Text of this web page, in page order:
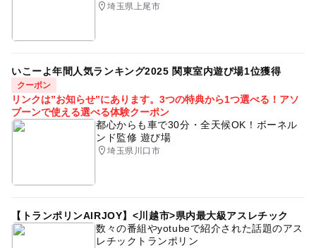
埼玉県上尾市
いこーよ年間人気ランキング2025 関東室内遊び場1位獲得
クーポン
リンクは”お知らせ”にあります。3つの特典から1つ選べる！アソ
ブーンで使える選べる体験クーポン
都心からも車で30分・全天候OK！ボーネル
ンド監修 遊び場
埼玉県川口市
【トランポリンAIRJOY】<川越市>県内最大級アスレチック
数々の番組やyotubeで紹介された話題のアス
レチックトランポリン